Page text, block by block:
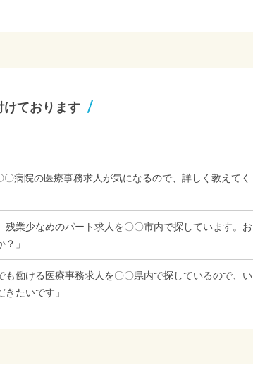
けております
病院の医療事務求人が気になるので、詳しく教えてく
残業少なめのパート求人を〇〇市内で探しています。お
」
も働ける医療事務求人を〇〇県内で探しているので、い
きたいです」